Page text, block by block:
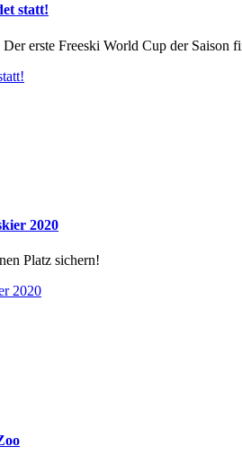
statt!
erste Freeski World Cup der Saison
2020
Platz sichern!
2020